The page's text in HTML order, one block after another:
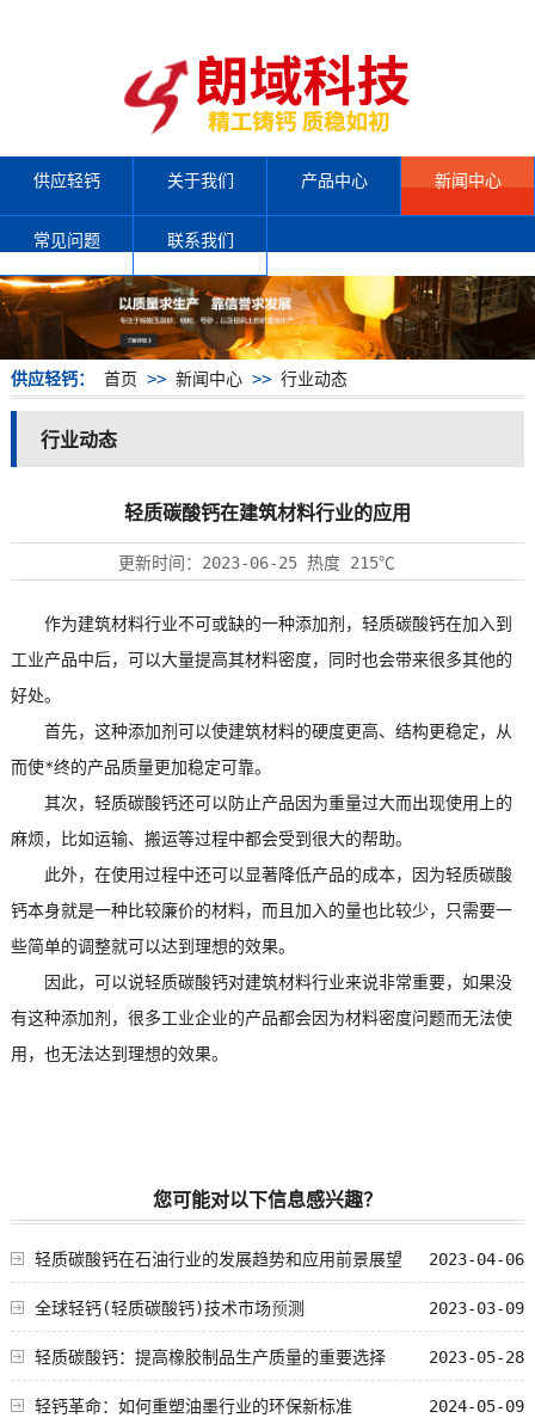
供应轻钙 关于我们 产品中心 新闻中心
常见问题 联系我们
供应轻钙： 首页 >> 新闻中心>> 行业动态
行业动态
轻质碳酸钙在建筑材料行业的应用
更新时间： 2023-06-25热度 215℃
作为建筑材料行业不可或缺的一种添加剂，轻质碳酸钙在加入到
工业产品中后，可以大量提高其材料密度，同时也会带来很多其他的
好处。
首先，这种添加剂可以使建筑材料的硬度更高、结构更稳定，从
而使*终的产品质量更加稳定可靠。
其次，轻质碳酸钙还可以防止产品因为重量过大而出现使用上的
麻烦，比如运输、搬运等过程中都会受到很大的帮助。
此外，在使用过程中还可以显著降低产品的成本，因为轻质碳酸
钙本身就是一种比较廉价的材料，而且加入的量也比较少，只需要一
些简单的调整就可以达到理想的效果。
因此，可以说轻质碳酸钙对建筑材料行业来说非常重要，如果没
有这种添加剂，很多工业企业的产品都会因为材料密度问题而无法使
用，也无法达到理想的效果。
您可能对以下信息感兴趣？
2023-04-06
轻质碳酸钙在石油行业的发展趋势和应用前景展望
2023-03-09
全球轻钙(轻质碳酸钙)技术市场预测
2023-05-28
轻质碳酸钙：提高橡胶制品生产质量的重要选择
2024-05-09
轻钙革命：如何重塑油墨行业的环保新标准